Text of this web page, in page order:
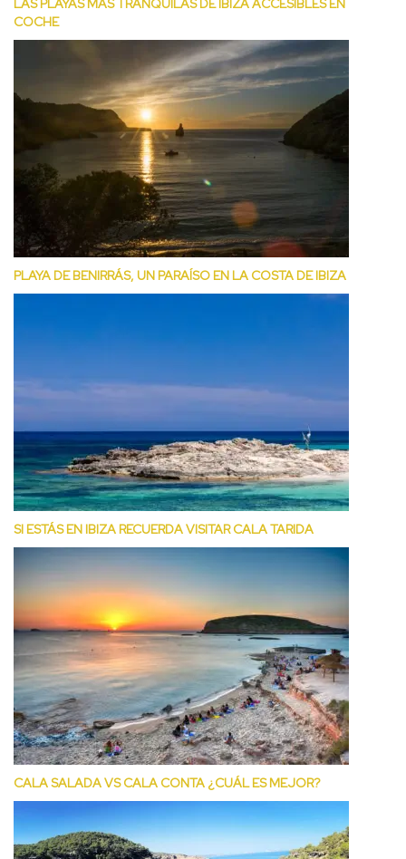
LAS PLAYAS MÁS TRANQUILAS DE IBIZA ACCESIBLES EN
COCHE
PLAYA DE BENIRRÁS, UN PARAÍSO EN LA COSTA DE IBIZA
SI ESTÁS EN IBIZA RECUERDA VISITAR CALA TARIDA
CALA SALADA VS CALA CONTA ¿CUÁL ES MEJOR?